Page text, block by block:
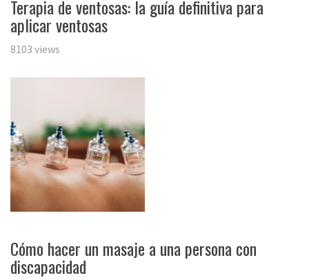
Terapia de ventosas: la guía definitiva para
aplicar ventosas
8103 views
Cómo hacer un masaje a una persona con
discapacidad